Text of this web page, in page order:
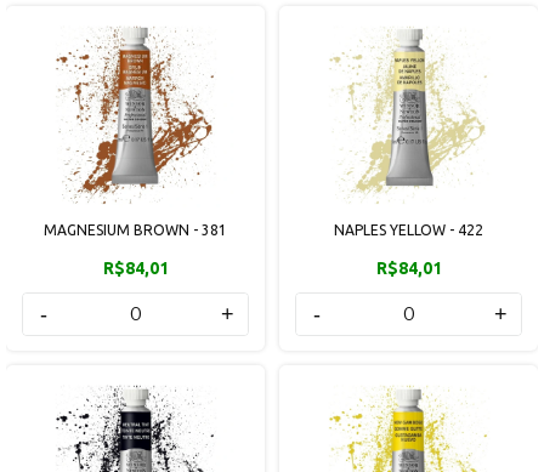
MAGNESIUM BROWN - 381
R$84,01
- +
NAPLES YELLOW - 422
R$84,01
- +